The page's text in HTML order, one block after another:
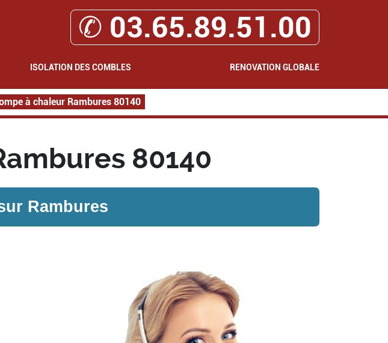
✆ 03.65.89.51.00
ISOLATION DES COMBLES RENOVATION GLOBALE
à chaleur Rambures 80140
80140
Rambures